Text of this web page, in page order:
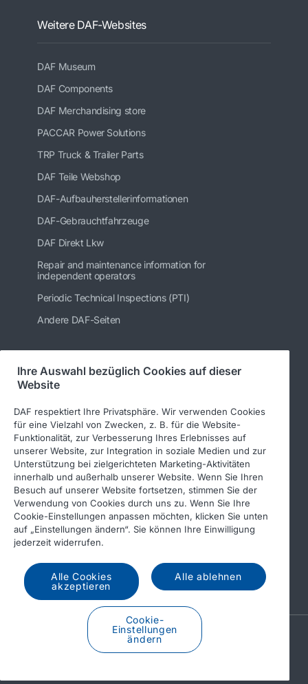
Weitere DAF-Websites
DAF Museum
DAF Components
DAF Merchandising store
PACCAR Power Solutions
TRP Truck & Trailer Parts
DAF Teile Webshop
DAF-Aufbauherstellerinformationen
DAF-Gebrauchtfahrzeuge
DAF Direkt Lkw
Repair and maintenance information for
independent operators
Periodic Technical Inspections (PTI)
Andere DAF-Seiten
Folgen Sie uns
© 2026 DAF
Rechtlicher Hinweis
Datenschutzerklärung
DAF und Cookies
Income Tax Report
A PACCAR COMPANY
DRIVEN BY QUALITY
Ihre Auswahl bezüglich Cookies auf dieser
Website
DAF respektiert Ihre Privatsphäre. Wir verwenden Cookies
für eine Vielzahl von Zwecken, z. B. für die Website-
Funktionalität, zur Verbesserung Ihres Erlebnisses auf
unserer Website, zur Integration in soziale Medien und zur
Unterstützung bei zielgerichteten Marketing-Aktivitäten
innerhalb und außerhalb unserer Website. Wenn Sie Ihren
Besuch auf unserer Website fortsetzen, stimmen Sie der
Verwendung von Cookies durch uns zu. Wenn Sie Ihre
Cookie-Einstellungen anpassen möchten, klicken Sie unten
auf „Einstellungen ändern“. Sie können Ihre Einwilligung
jederzeit widerrufen.
Alle Cookies
akzeptieren
Alle ablehnen
Cookie-
Einstellungen
ändern